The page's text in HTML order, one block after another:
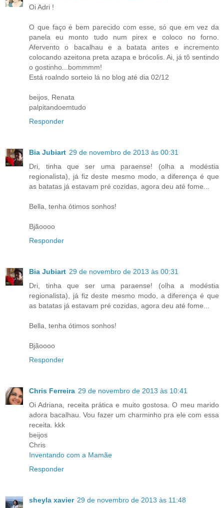
Oi Adri !
O que faço é bem parecido com esse, só que em vez da
panela eu monto tudo num pirex e coloco no forno.
Afervento o bacalhau e a batata antes e incremento
colocando azeitona preta azapa e brócolis. Ai, já tô sentindo
o gostinho...bommmm!
Está roalndo sorteio lá no blog até dia 02/12
beijos, Renata
palpitandoemtudo
Responder
Bia Jubiart 29 de novembro de 2013 às 00:31
Dri, tinha que ser uma paraense! (olha a modéstia
regionalista), já fiz deste mesmo modo, a diferença é que
as batatas já estavam pré cozidas, agora deu até fome...
Bella, tenha ótimos sonhos!
Bjãoooo
Responder
Bia Jubiart 29 de novembro de 2013 às 00:31
Dri, tinha que ser uma paraense! (olha a modéstia
regionalista), já fiz deste mesmo modo, a diferença é que
as batatas já estavam pré cozidas, agora deu até fome...
Bella, tenha ótimos sonhos!
Bjãoooo
Responder
Chris Ferreira 29 de novembro de 2013 às 10:41
Oi Adriana, receita prática e muito gostosa. O meu marido
adora bacalhau. Vou fazer um charminho pra ele com essa
receita. kkk
beijos
Chris
Inventando com a Mamãe
Responder
sheyla xavier 29 de novembro de 2013 às 11:48